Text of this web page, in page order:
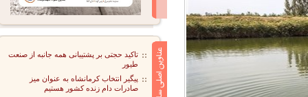
تاکید حجتی بر پشتیبانی همه جانبه از صنعت
طیور
پیگیر انتخاب کرمانشاه به عنوان میز
صادرات دام زنده کشور هستیم